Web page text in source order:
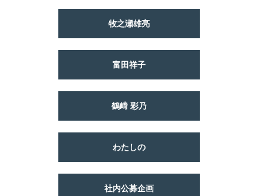
牧之瀬雄亮
富田祥子
鶴﨑 彩乃
わたしの
社内公募企画